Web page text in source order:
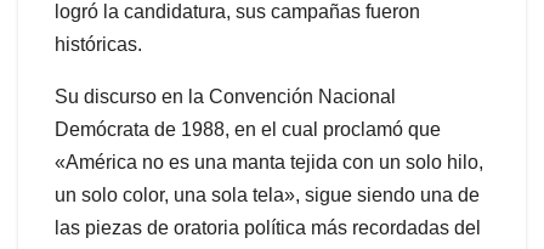
logró la candidatura, sus campañas fueron
históricas.
Su discurso en la Convención Nacional
Demócrata de 1988, en el cual proclamó que
«América no es una manta tejida con un solo hilo,
un solo color, una sola tela», sigue siendo una de
las piezas de oratoria política más recordadas del